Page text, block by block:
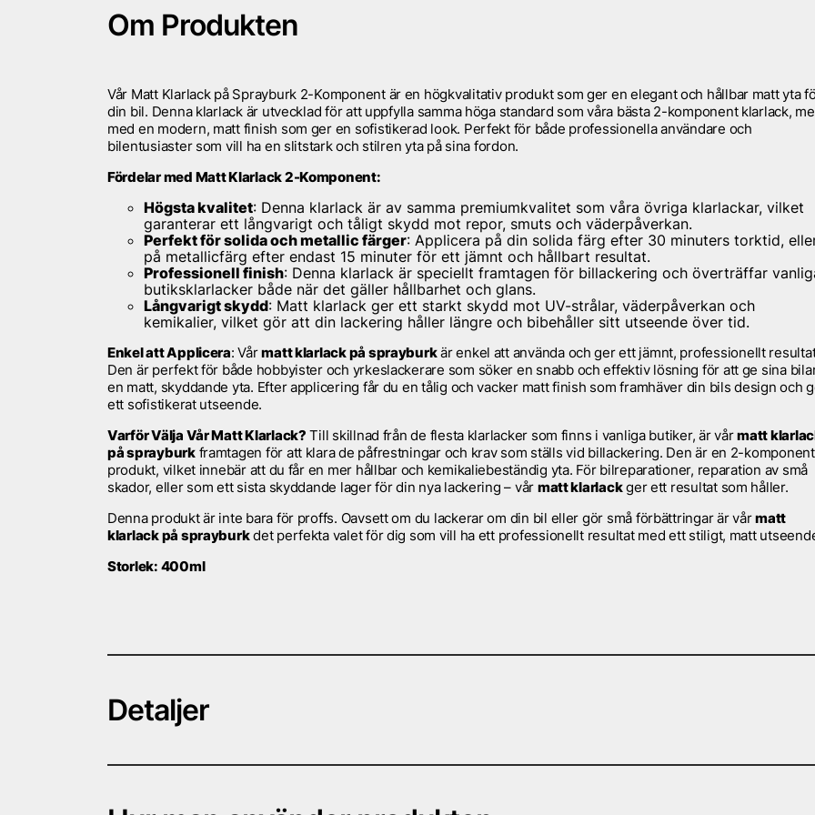
Om Produkten
Vår Matt Klarlack på Sprayburk 2-Komponent är en högkvalitativ produkt som ger en elegant och hållbar matt yta
din bil. Denna klarlack är utvecklad för att uppfylla samma höga standard som våra bästa 2-komponent klarlack,
med en modern, matt finish som ger en sofistikerad look. Perfekt för både professionella användare och
bilentusiaster som vill ha en slitstark och stilren yta på sina fordon.
Fördelar med Matt Klarlack 2-Komponent:
Högsta kvalitet: Denna klarlack är av samma premiumkvalitet som våra övriga klarlackar, vilket
garanterar ett långvarigt och tåligt skydd mot repor, smuts och väderpåverkan.
Perfekt för solida och metallic färger: Applicera på din solida färg efter 30 minuters torktid,
på metallicfärg efter endast 15 minuter för ett jämnt och hållbart resultat.
Professionell finish: Denna klarlack är speciellt framtagen för billackering och överträffar
butiksklarlacker både när det gäller hållbarhet och glans.
Långvarigt skydd: Matt klarlack ger ett starkt skydd mot UV-strålar, väderpåverkan och
kemikalier, vilket gör att din lackering håller längre och bibehåller sitt utseende över tid.
Enkel att Applicera: Vårmatt klarlack på sprayburkär enkel att använda och ger ett jämnt, professionellt
Den är perfekt för både hobbyister och yrkeslackerare som söker en snabb och effektiv lösning för att ge sina
en matt, skyddande yta. Efter applicering får du en tålig och vacker matt finish som framhäver din bils design och
ett sofistikerat utseende.
Varför Välja Vår Matt Klarlack? Till skillnad från de flesta klarlacker som finns i vanliga butiker, är vårmatt
på sprayburkframtagen för att klara de påfrestningar och krav som ställs vid billackering. Den är en 2-komponent
produkt, vilket innebär att du får en mer hållbar och kemikaliebeständig yta. För bilreparationer, reparation av små
skador, eller som ett sista skyddande lager för din nya lackering – vår matt klarlackger ett resultat som håller.
Denna produkt är inte bara för proffs. Oavsett om du lackerar om din bil eller gör små förbättringar är vårmatt
klarlack på sprayburkdet perfekta valet för dig som vill ha ett professionellt resultat med ett stiligt, matt
Storlek: 400ml
Detaljer